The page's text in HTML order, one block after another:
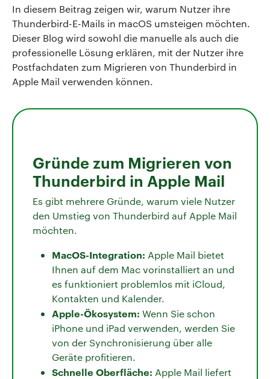
In diesem Beitrag zeigen wir, warum Nutzer ihre
Thunderbird-E-Mails in macOS umsteigen möchten.
Dieser Blog wird sowohl die manuelle als auch die
professionelle Lösung erklären, mit der Nutzer ihre
Postfachdaten zum Migrieren von Thunderbird in
Apple Mail verwenden können.
Gründe zum Migrieren von
Thunderbird in Apple Mail
Es gibt mehrere Gründe, warum viele Nutzer
den Umstieg von Thunderbird auf Apple Mail
möchten.
MacOS-Integration: Apple Mail bietet
Ihnen auf dem Mac vorinstalliert an und
es funktioniert problemlos mit iCloud,
Kontakten und Kalender.
Apple-Ökosystem: Wenn Sie schon
iPhone und iPad verwenden, werden Sie
von der Synchronisierung über alle
Geräte profitieren.
Schnelle Oberfläche: Apple Mail liefert